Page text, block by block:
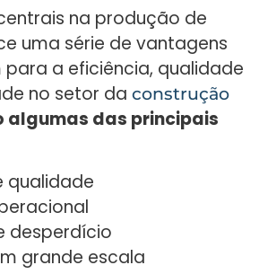
na produção de
uma série de vantagens
a eficiência, qualidade
no setor da construção
algumas das principais
qualidade
desperdício
grande escala